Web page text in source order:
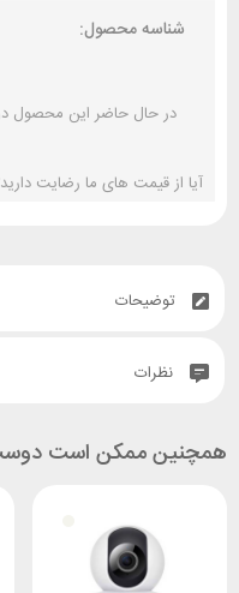
شناسه محصول:
در حال حاضر این محصول
آیا از قیمت های ما رضایت
توضیحات
نظرات
همچنین ممکن است